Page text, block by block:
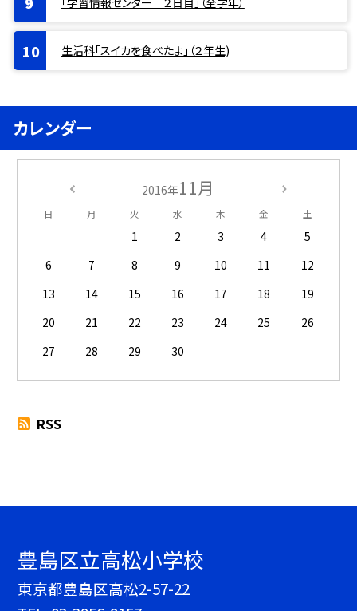
生活科「スイカを食べたよ」（２年生)
カレンダー
2016年11月
日 月 火 水 木 金 土
1 2 3 4
5
6
7 8 9 10 11
12
13
14 15 16 17 18
19
20
21 22 23 24 25
26
27
28 29 30
RSS
豊島区立高松小学校
東京都豊島区高松2-57-22